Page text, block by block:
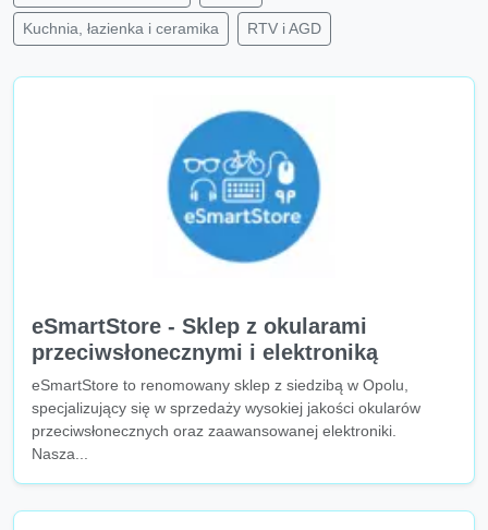
Kuchnia, łazienka i ceramika RTV i AGD
eSmartStore - Sklep z okularami
przeciwsłonecznymi i elektroniką
eSmartStore to renomowany sklep z siedzibą w Opolu,
specjalizujący się w sprzedaży wysokiej jakości okularów
przeciwsłonecznych oraz zaawansowanej elektroniki.
Nasza...